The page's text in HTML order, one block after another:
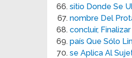
sitio Donde Se
nombre Del
concluir, Finalizar
país Que Sólo
se Aplica Al